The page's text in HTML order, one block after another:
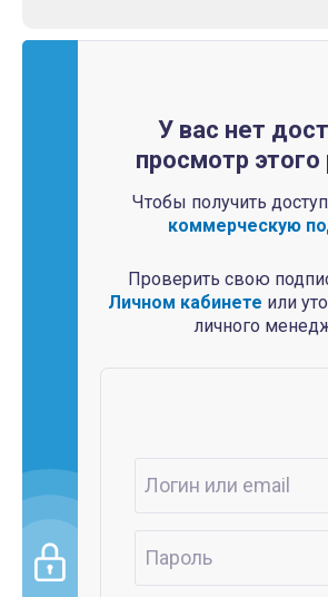
У вас нет
просмотр этого
Чтобы получить
коммерческую
Проверить свою
Личном кабинете или
личного